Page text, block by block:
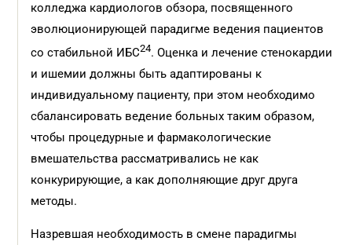
колледжа кардиологов обзора, посвященного
эволюционирующей парадигме ведения пациентов
со стабильной ИБС24. Оценка и лечение стенокардии
и ишемии должны быть адаптированы к
индивидуальному пациенту, при этом необходимо
сбалансировать ведение больных таким образом,
чтобы процедурные и фармакологические
вмешательства рассматривались не как
конкурирующие, а как дополняющие друг друга
методы.
Назревшая необходимость в смене парадигмы